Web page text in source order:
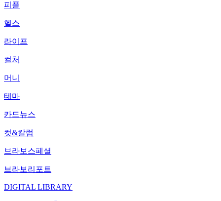
피플
헬스
라이프
컬처
머니
테마
카드뉴스
컷&칼럼
브라보스페셜
브라보리포트
DIGITAL LIBRARY